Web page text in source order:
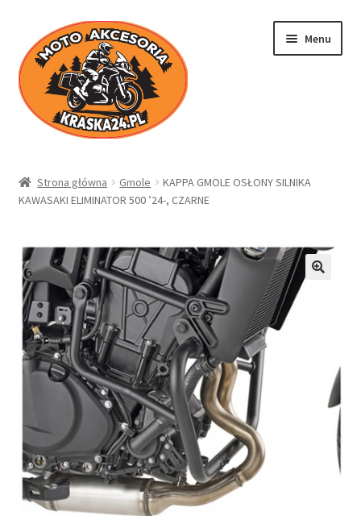
Przejdź
do
nawigacji
Przejdź
do
treści
Menu
Sklep
Koszyk
Moje konto
Regulamin
Polityka prywatności
Strona główna Gmole
KAPPA GMOLE OSŁONY SILNIKA
KAWASAKI ELIMINATOR 500 ’24-, CZARNE